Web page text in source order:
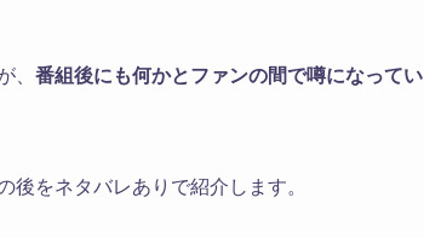
、 番組後にも何かとファンの間で噂になって
をネタバレありで紹介します。